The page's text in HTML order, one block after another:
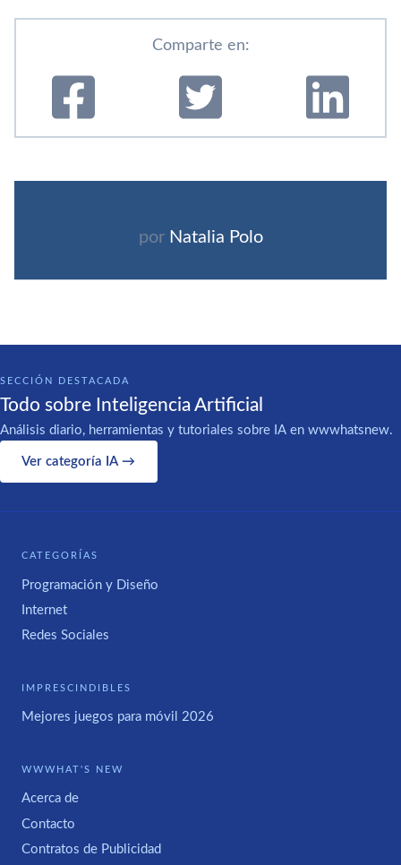
Comparte en:
por Natalia Polo
SECCIÓN DESTACADA
Todo sobre Inteligencia Artificial
Análisis diario, herramientas y tutoriales sobre IA en wwwhatsnew.
Ver categoría IA →
CATEGORÍAS
Programación y Diseño
Internet
Redes Sociales
IMPRESCINDIBLES
Mejores juegos para móvil 2026
WWWHAT'S NEW
Acerca de
Contacto
Contratos de Publicidad